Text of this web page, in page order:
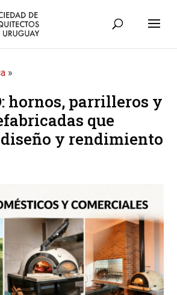
»
hornos, parrilleros y
que
y rendimiento